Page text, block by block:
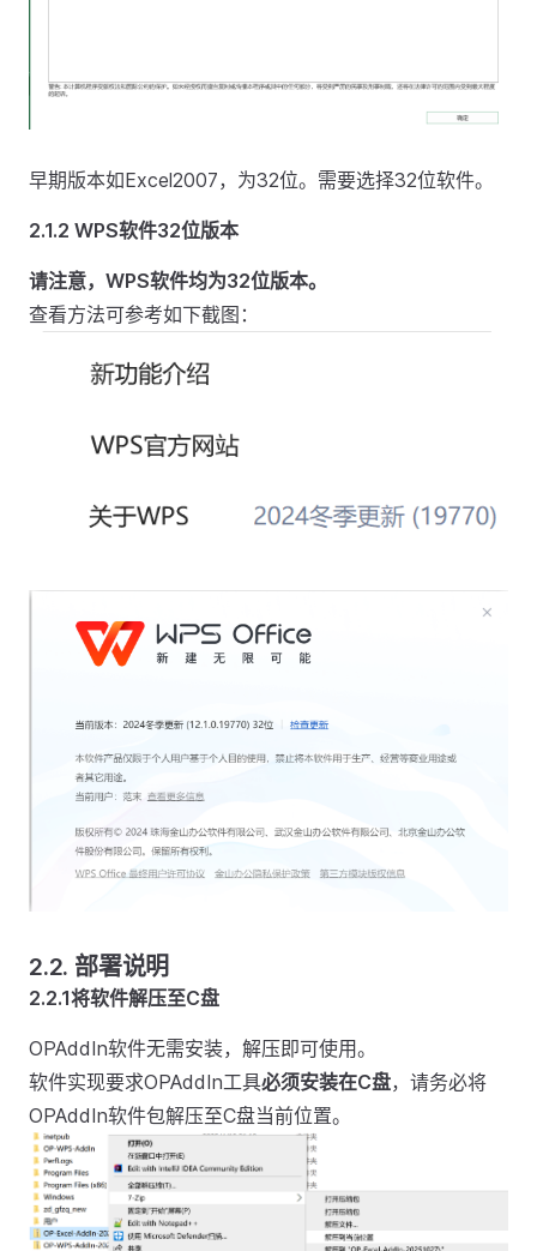
早期版本如Excel2007，为32位。需要选择32位软件。
2.1.2 WPS软件32位版本
请注意，WPS软件均为32位版本。
查看方法可参考如下截图：
2.2. 部署说明
2.2.1将软件解压至C盘
OPAddIn软件无需安装，解压即可使用。
软件实现要求OPAddIn工具必须安装在C盘，请务必将
OPAddIn软件包解压至C盘当前位置。